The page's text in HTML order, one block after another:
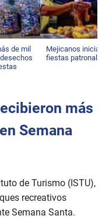
de mil
Mejicanos inicia
fiestas patronales
más
Semana
de Turismo (ISTU),
recreativos
Semana Santa.